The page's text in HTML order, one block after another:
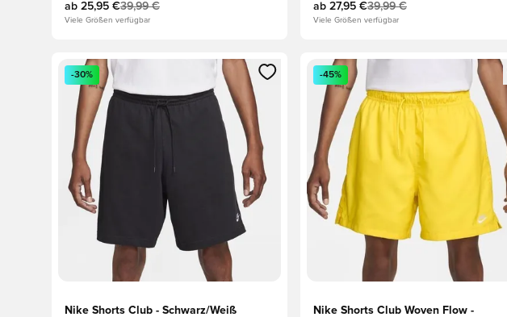
ab 25,95 €39,99 €
Viele Größen verfügbar
ab 27,95 €39,99 €
Viele Größen verfügbar
Öffnet ein neues Fenster zum Anmelden oder Registrieren als Mitglied
-30%
Nike Shorts Club - Schwarz/Weiß
Öffnet ein neues Fenster zum
-45%
Nike Shorts Club Woven Flow -